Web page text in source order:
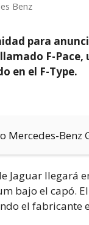
Benz
para
F-
en el F-Type.
Mercedes-Benz
Jaguar llegará
bajo el capó.
el fabricante